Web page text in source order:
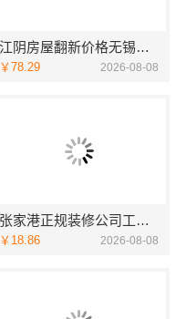
江阴房屋翻新价格无锡亿莱居装饰工程材料有限公司
￥78.29 2026-08-08
张家港正规装修公司工程施工费用_苏州兔哥哥智装新材料
￥18.86 2026-08-08